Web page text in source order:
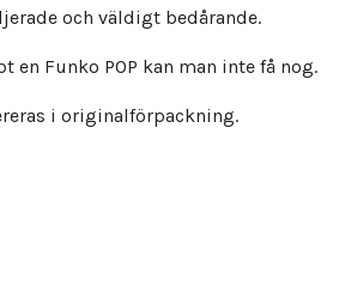
och väldigt bedårande.
en Funko POP kan man inte få nog.
i originalförpackning.